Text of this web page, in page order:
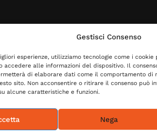
Gestisci Consenso
esperienze, utilizziamo tecnologie come i cookie
accedere alle informazioni del dispositivo. Il
di elaborare dati come il comportamento di
sito. Non acconsentire o ritirare il consenso può
alcune caratteristiche e funzioni.
Nega